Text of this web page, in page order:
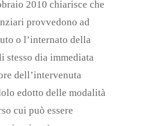
2010 chiarisce che
provvedono ad
o l’internato della
stesso dia immediata
dell’intervenuta
edotto delle modalità
cui può essere